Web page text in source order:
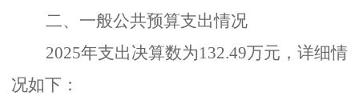
二、一般公共预算支出情况
2025年支出决算数为132.49万元，详细情
况如下：